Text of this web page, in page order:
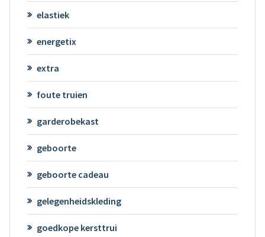
elastiek
energetix
extra
foute truien
garderobekast
geboorte
geboorte cadeau
gelegenheidskleding
goedkope kersttrui